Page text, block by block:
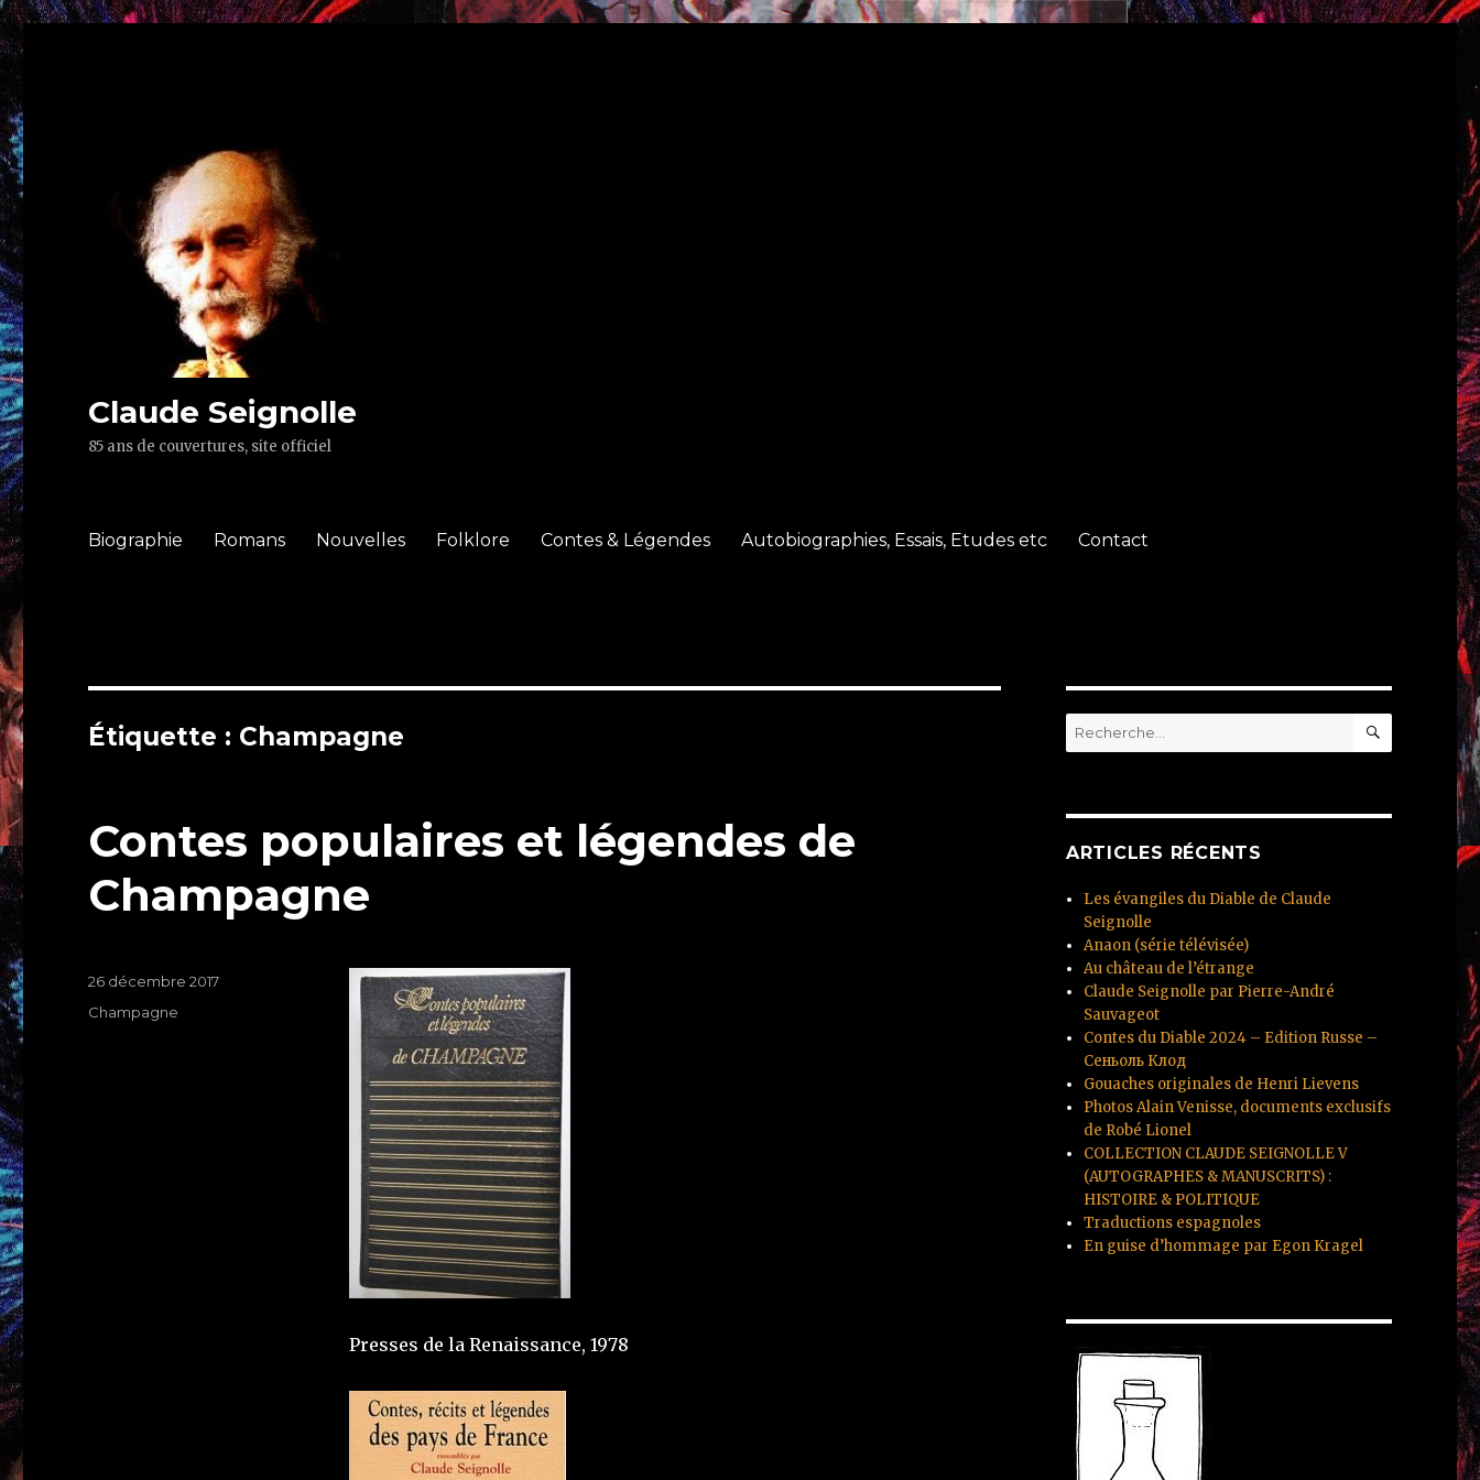
Claude Seignolle
85 ans de couvertures, site officiel
Biographie Romans Nouvelles Folklore Contes & Légendes Autobiographies, Essais, Etudes etc Contact
Étiquette : Champagne
Contes populaires et légendes de
Champagne
Presses de la Renaissance, 1978
Publié
le
26 décembre 2017
Étiquettes
Champagne
Recherche
pour
ARTICLES RÉCENTS
Les évangiles du Diable de Claude
Seignolle
Anaon (série télévisée)
Au château de l’étrange
Claude Seignolle par Pierre-André
Sauvageot
Contes du Diable 2024 – Edition Russe –
Сеньоль Клод
Gouaches originales de Henri Lievens
Photos Alain Venisse, documents exclusifs
de Robé Lionel
COLLECTION CLAUDE SEIGNOLLE V
(AUTOGRAPHES & MANUSCRITS) :
HISTOIRE & POLITIQUE
Traductions espagnoles
En guise d’hommage par Egon Kragel